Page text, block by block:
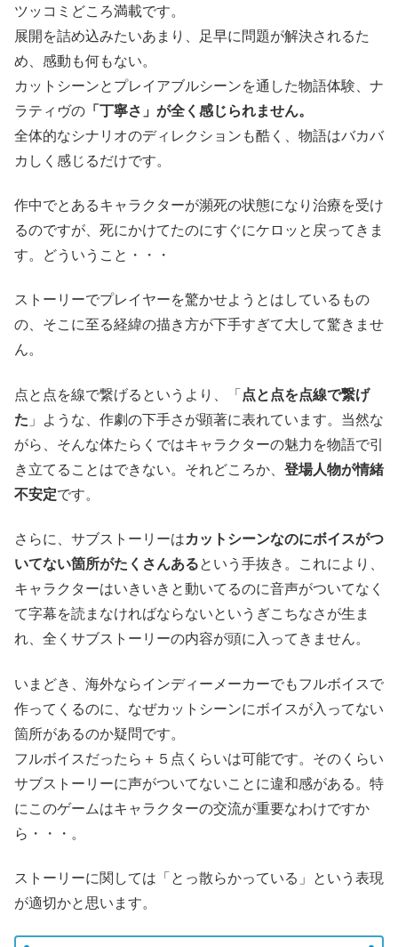
ツッコミどころ満載です。
展開を詰め込みたいあまり、足早に問題が解決されるた
め、感動も何もない。
カットシーンとプレイアブルシーンを通した物語体験、ナ
ラティヴの 「丁寧さ」が全く感じられません。
全体的なシナリオのディレクションも酷く、物語はバカバ
カしく感じるだけです。
作中でとあるキャラクターが瀕死の状態になり治療を受け
るのですが、死にかけてたのにすぐにケロッと戻ってきま
す。どういうこと・・・
ストーリーでプレイヤーを驚かせようとはしているもの
の、そこに至る経緯の描き方が下手すぎて大して驚きませ
ん。
点と点を線で繋げるというより、「 点と点を点線で繋げ
た 」ような、作劇の下手さが顕著に表れています。当然な
がら、そんな体たらくではキャラクターの魅力を物語で引
き立てることはできない。それどころか、 登場人物が情緒
不安定です。
さらに、サブストーリーはカットシーンなのにボイスがつ
いてない箇所がたくさんあるという手抜き。これにより、
キャラクターはいきいきと動いてるのに音声がついてなく
て字幕を読まなければならないというぎこちなさが生ま
れ、全くサブストーリーの内容が頭に入ってきません。
いまどき、海外ならインディーメーカーでもフルボイスで
作ってくるのに、なぜカットシーンにボイスが入ってない
箇所があるのか疑問です。
フルボイスだったら＋５点くらいは可能です。そのくらい
サブストーリーに声がついてないことに違和感がある。特
にこのゲームはキャラクターの交流が重要なわけですか
ら・・・。
ストーリーに関しては「とっ散らかっている」という表現
が適切かと思います。